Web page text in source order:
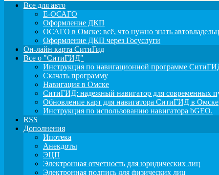
Все для авто
Е-ОСАГО
Оформление ДКП
ОСАГО в Омске: всё, что нужно знать
Оформление ДКП через Госуслуги
Он-лайн карта СитиГид
Все о "СитиГИД"
Инструкция по навигационной программе
Скачать программу
Навигация в Омске
СитиГИД: надежный навигатор для современных
Обновление карт для навигатора СитиГИД в Омске
Инструкция по использованию навигатора bGEO.
RSS
Дополнения
Ипотека
Анекдоты
ЭЦП
Электронная отчетность для юридических лиц
Электронная подпись для физических лиц